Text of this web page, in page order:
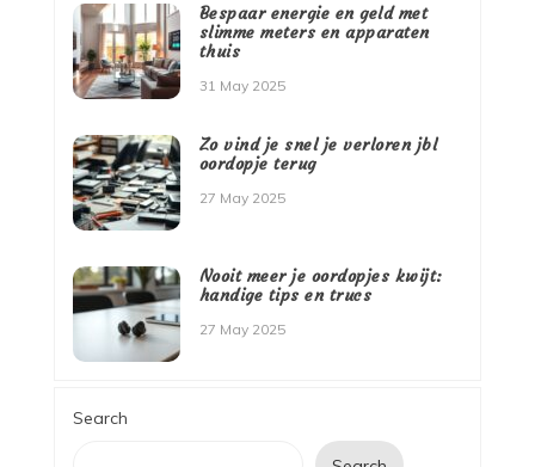
Bespaar energie en geld met
slimme meters en apparaten
thuis
31 May 2025
Zo vind je snel je verloren jbl
oordopje terug
27 May 2025
Nooit meer je oordopjes kwijt:
handige tips en trucs
27 May 2025
Search